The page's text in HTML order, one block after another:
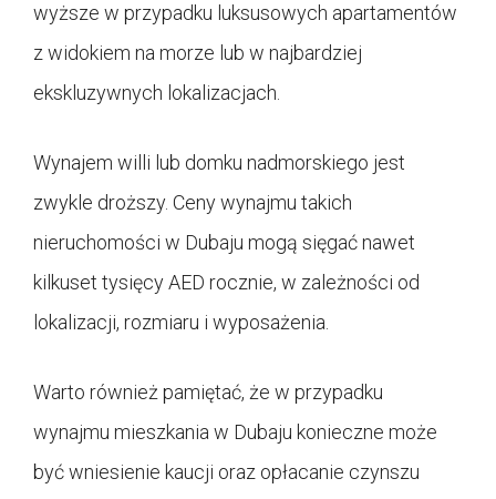
wyższe w przypadku luksusowych apartamentów
z widokiem na morze lub w najbardziej
ekskluzywnych lokalizacjach.
Wynajem willi lub domku nadmorskiego jest
zwykle droższy. Ceny wynajmu takich
nieruchomości w Dubaju mogą sięgać nawet
kilkuset tysięcy AED rocznie, w zależności od
lokalizacji, rozmiaru i wyposażenia.
Warto również pamiętać, że w przypadku
wynajmu mieszkania w Dubaju konieczne może
być wniesienie kaucji oraz opłacanie czynszu